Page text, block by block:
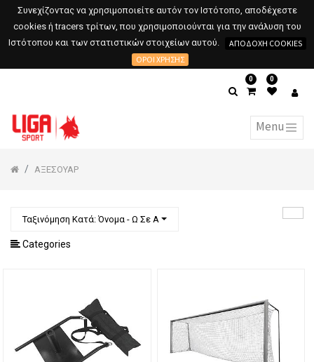
Συνεχίζοντας να χρησιμοποιείτε αυτόν τον Ιστότοπο, αποδέχεστε
cookies ή tracers τρίτων, που χρησιμοποιούνται για την ανάλυση του
Ιστότοπου και των στατιστικών στοιχείων αυτού.
ΑΠΟΔΟΧΉ COOKIES
ΌΡΟΙ ΧΡΉΣΗΣ
0 0
ΑΞΕΣΟΥΑΡ
Ταξινόμηση Κατά: Όνομα - Ω Σε Α
Categories